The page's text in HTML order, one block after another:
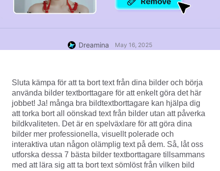
Dreamina May 16, 2025
Sluta kämpa för att ta bort text från dina bilder och börja
använda bilder textborttagare för att enkelt göra det här
jobbet! Ja! många bra bildtextborttagare kan hjälpa dig
att torka bort all oönskad text från bilder utan att påverka
bildkvaliteten. Det är en spelväxlare för att göra dina
bilder mer professionella, visuellt polerade och
interaktiva utan någon olämplig text på dem. Så, låt oss
utforska dessa 7 bästa bilder textborttagare tillsammans
med att lära sig att ta bort text sömlöst från vilken bild